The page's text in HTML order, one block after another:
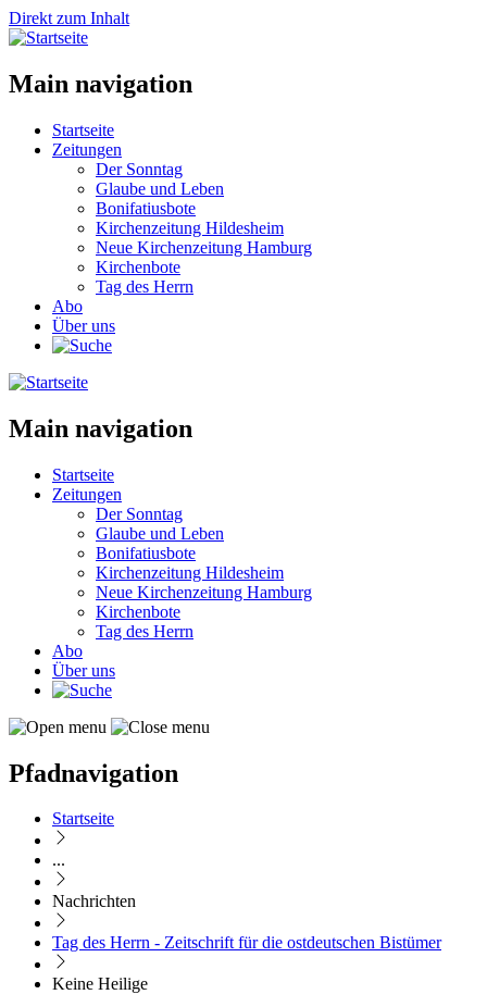
Direkt zum Inhalt
Main navigation
Startseite
Zeitungen
Der Sonntag
Glaube und Leben
Bonifatiusbote
Kirchenzeitung Hildesheim
Neue Kirchenzeitung Hamburg
Kirchenbote
Tag des Herrn
Abo
Über uns
Main navigation
Startseite
Zeitungen
Der Sonntag
Glaube und Leben
Bonifatiusbote
Kirchenzeitung Hildesheim
Neue Kirchenzeitung Hamburg
Kirchenbote
Tag des Herrn
Abo
Über uns
Pfadnavigation
Startseite
...
Nachrichten
Tag des Herrn - Zeitschrift für die ostdeutschen Bistümer
Keine Heilige